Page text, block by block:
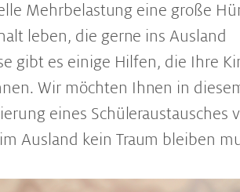
Mehrbelastung eine große
leben, die gerne ins Ausland
gibt es einige Hilfen, die Ihre
Wir möchten Ihnen in
eines Schüleraustausches
Ausland kein Traum bleiben